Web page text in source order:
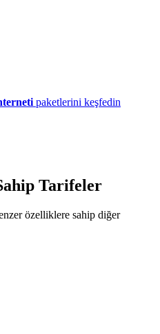
paketlerini keşfedin
Tarifeler
özelliklere sahip diğer